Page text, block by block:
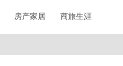
房产家居 商旅生涯